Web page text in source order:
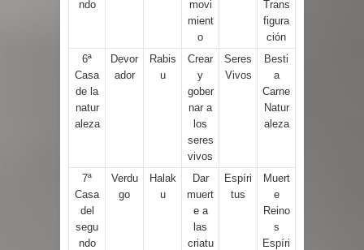
ndo
movi
mient
o
Trans
figura
ción
6ª
Casa
de la
natur
aleza
Devor
ador
Rabis
u
Crear
y
gober
nar a
los
seres
vivos
Seres
Vivos
Besti
a
Carne
Natur
aleza
7ª
Casa
del
segu
ndo
Verdu
go
Halak
u
Dar
muert
e a
las
criatu
Espíri
tus
Muert
e
Reino
s
Espíri